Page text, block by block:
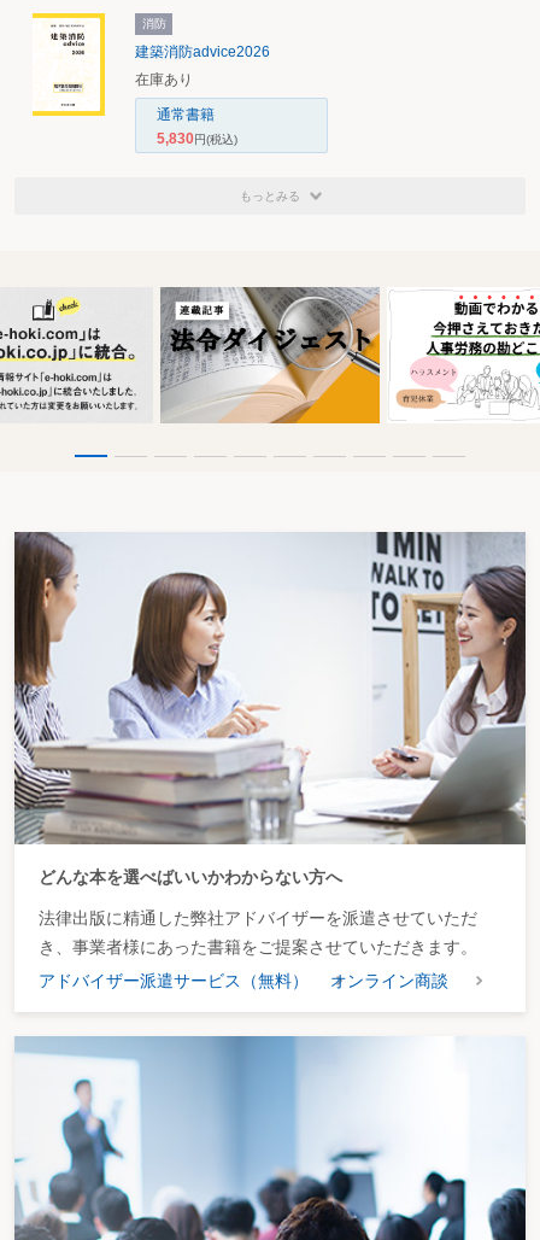
新規事業関連
特定中小会社の特定株式を払込により取得した場合
に、一定の要件の下で、その取得をした年分の株式等
に係る譲渡所得の金額からその特定株式の取得に要し
た費用の金を控除する特例を創設する。
１． 同族会社の留保金課税
自己資本比率が50％以下の中小企業について、期限
課税留保金額に対する税額の5％軽減措置を廃止する。
る。
３． 少額減価償却資産の全額損金算入
中小企業が30万円未満の減価償却資産の取得をした
場合に全額損金算入（即時償却）を認める。
外形標準課税の導入
資本金１億円超の大企業に限って、外形基準の割合を
４分の1とする外形標準課税制度を創設し、平成16年
４月１日から導入する。付加価値割の税率は0.48％、
改正項目
事業者免税点制度
事業者免税点を課税売上高1,000万円に引き下げ、平成
16年度から実施する。
簡易課税制度
簡易課税制度を利用できる事業者の基準を課税売上高
２億円以下から同5,000万円以下に引き下げ、平成16
年度から実施する。
（４） 相続税・贈与税
改正項目
相続税・贈与税の最高
税率の引下げ
相続税・贈与税の最高税率を70％から50％に引き下げ
る。併せて、相続税・贈与税税率表の税率区分の見直
しを行う。
相続税の基礎控除額は、現行どおり据置く。
相続税額の２割加算制度について、養子となった孫
（いわゆる孫養子）を追加する。
平成15年１月１日以後の相続等について適用する。
「相続時精算課税制
度」（仮称）の創設
「相続時精算課税制度」（仮称）を創設する。
・ 一定の要件を満たす生前贈与の受贈者は、選択によ
り、贈与時に贈与税を支払い、その後の相続時にその
贈与財産と相続財産とを合計した価額を基に計算した
贈者である兄弟姉妹が別々に、贈与者である父、母ご
とに選択できる。
・ 贈与財産の種類、金額、贈与回数には制限を設けな
い。
・ 非課税枠2,500万円を設け、非課税枠を超える部分
消防
建築消防advice2026
在庫あり
通常書籍
5,830円(税込)
もっとみる
どんな本を選べばいいかわからない方へ
法律出版に精通した弊社アドバイザーを派遣させていただ
き、事業者様にあった書籍をご提案させていただきます。
アドバイザー派遣サービス（無料）
オンライン商談